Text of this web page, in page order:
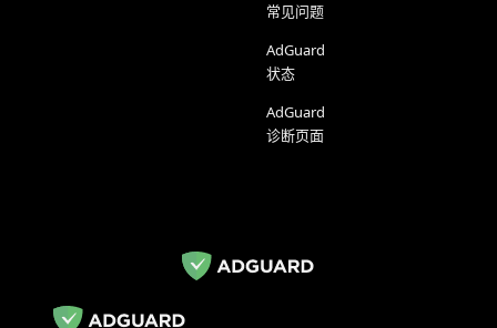
常见问题
AdGuard
状态
AdGuard
诊断页面